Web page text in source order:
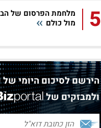
5
מלחמת הפרסום של
מול כולם
הירשם לסיכום היומי של
ולמבזקים של